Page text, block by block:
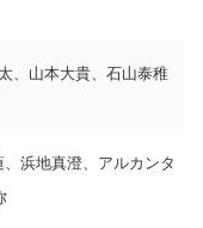
、山本大貴、石山泰稚
、浜地真澄、アルカンタ